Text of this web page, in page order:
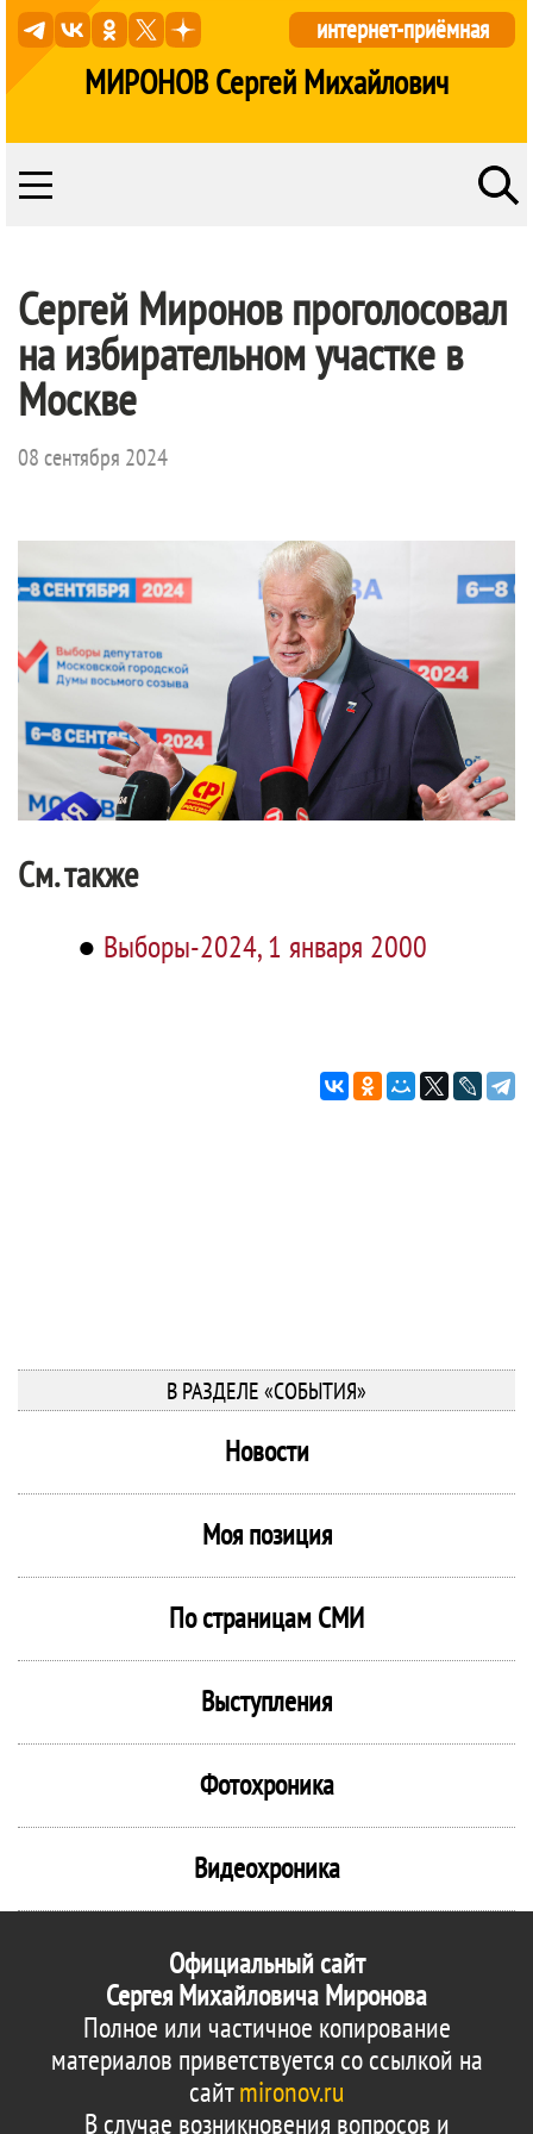
МИРОНОВ Сергей Михайлович
интернет-приёмная
Сергей Миронов проголосовал
на избирательном участке в
Москве
08 сентября 2024
См. также
● Выборы-2024, 1 января 2000
В РАЗДЕЛЕ «СОБЫТИЯ»
Новости
Моя позиция
По страницам СМИ
Выступления
Фотохроника
Видеохроника
Официальный сайт
Сергея Михайловича Миронова
Полное или частичное копирование
материалов приветствуется со ссылкой на
сайтmironov.ru
В случае возникновения вопросов и